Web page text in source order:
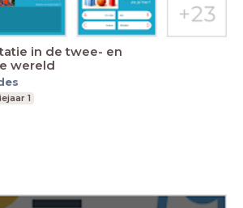
in de twee- en
wereld
1